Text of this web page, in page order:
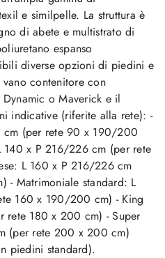
e similpelle. La struttura è
di abete e multistrato di
espanso
diverse opzioni di piedini e
contenitore con
o Maverick e il
indicative (riferite alla rete): -
(per rete 90 x 190/200
140 x P 216/226 cm (per rete
L 160 x P 216/226 cm
- Matrimoniale standard: L
160 x 190/200 cm) - King
rete 180 x 200 cm) - Super
(per rete 200 x 200 cm)
piedini standard).